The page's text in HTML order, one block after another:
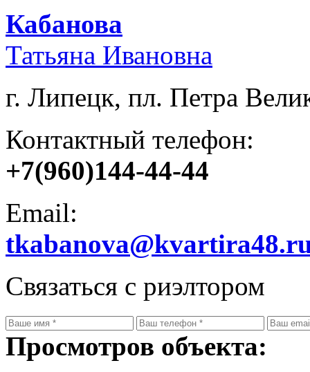
Кабанова
Татьяна Ивановна
г. Липецк, пл. Петра
Контактный телефон:
+7(960)144-44-44
Email:
Связаться с риэлтором
Просмотров объекта: